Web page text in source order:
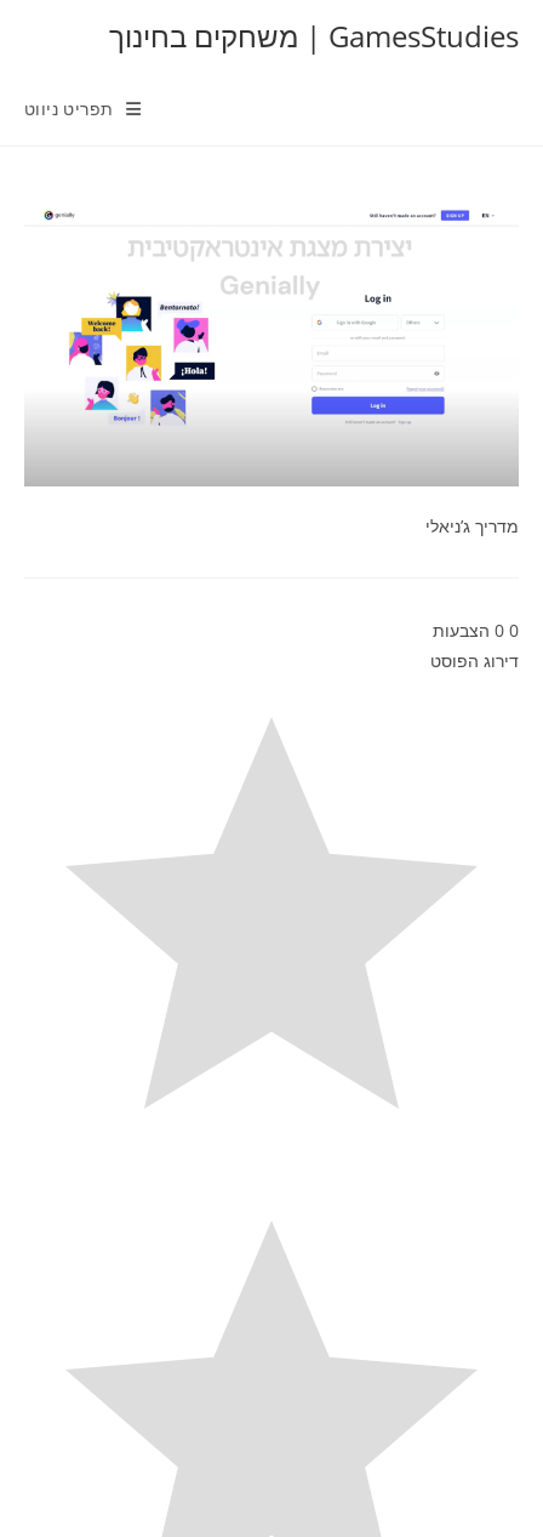
GamesStudies | משחקים בחינוך
תפריט ניווט
מדריך ג’ניאלי
0
0 הצבעות
דירוג הפוסט